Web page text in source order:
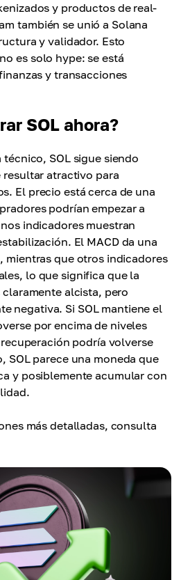
y productos de real-
también se unió a Solana
y validador. Esto
es solo hype: se está
y transacciones
SOL ahora?
SOL sigue siendo
atractivo para
El precio está cerca de una
podrían empezar a
indicadores muestran
El MACD da una
mientras que otros indicadores
lo que significa que la
alcista, pero
negativa. Si SOL mantiene el
por encima de niveles
podría volverse
SOL parece una moneda que
y posiblemente acumular con
más detalladas, consulta